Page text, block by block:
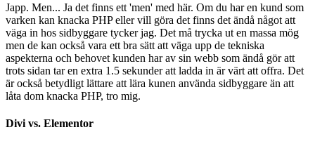
Japp. Men... Ja det finns ett 'men' med här. Om du har en kund som
varken kan knacka PHP eller vill göra det finns det ändå något att
väga in hos sidbyggare tycker jag. Det må trycka ut en massa mög
men de kan också vara ett bra sätt att väga upp de tekniska
aspekterna och behovet kunden har av sin webb som ändå gör att
trots sidan tar en extra 1.5 sekunder att ladda in är värt att offra. Det
är också betydligt lättare att lära kunen använda sidbyggare än att
låta dom knacka PHP, tro mig.
Divi vs. Elementor